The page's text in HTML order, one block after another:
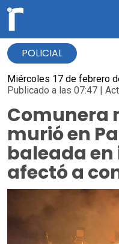
POLICIAL
Miércoles 17 de febrero
Publicado a las 07:47 |
Comunera
murió en
baleada
afectó a